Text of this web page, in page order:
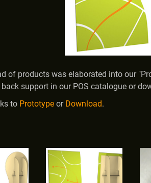
of products was elaborated into our
support in our POS catalogue or
to Prototype or Download.